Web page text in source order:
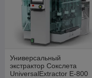
Универсальный
экстрактор Сокслета
Universal­Extractor E-800